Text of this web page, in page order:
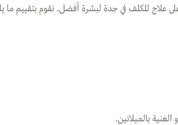
علاج للكلف في جدة لبشرة أفضل. نقوم بتقييم ما
بالميلانين.